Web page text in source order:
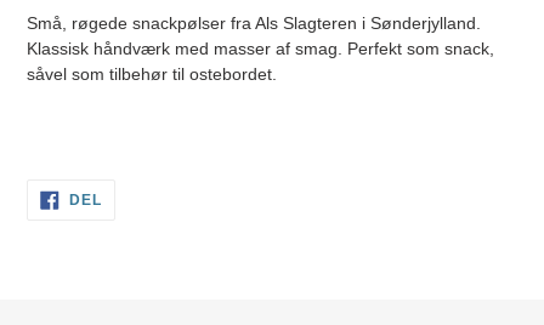
produkt
din
Små, røgede snackpølser fra Als Slagteren i Sønderjylland.
Klassisk håndværk med masser af smag. Perfekt som snack,
såvel som tilbehør til ostebordet.
DEL
PÅ